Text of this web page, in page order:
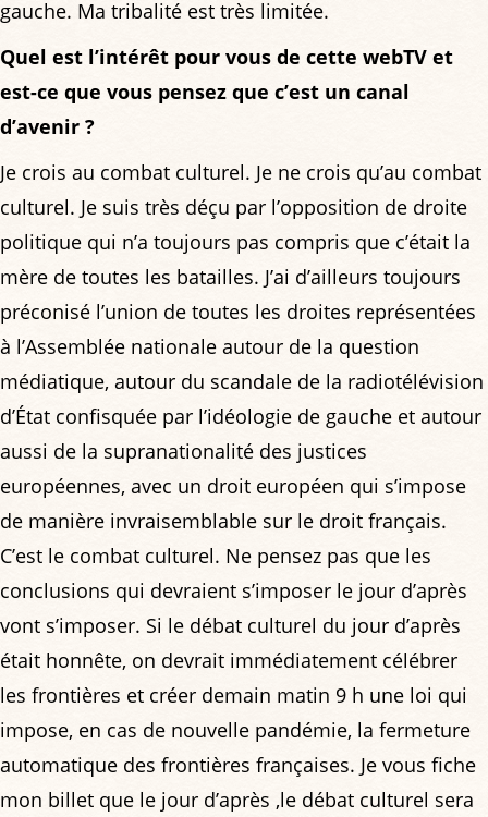
gauche. Ma tribalité est très limitée.
Quel est l’intérêt pour vous de cette webTV et
est-ce que vous pensez que c’est un canal
d’avenir ?
Je crois au combat culturel. Je ne crois qu’au combat
culturel. Je suis très déçu par l’opposition de droite
politique qui n’a toujours pas compris que c’était la
mère de toutes les batailles. J’ai d’ailleurs toujours
préconisé l’union de toutes les droites représentées
à l’Assemblée nationale autour de la question
médiatique, autour du scandale de la radiotélévision
d’État confisquée par l’idéologie de gauche et autour
aussi de la supranationalité des justices
européennes, avec un droit européen qui s’impose
de manière invraisemblable sur le droit français.
C’est le combat culturel. Ne pensez pas que les
conclusions qui devraient s’imposer le jour d’après
vont s’imposer. Si le débat culturel du jour d’après
était honnête, on devrait immédiatement célébrer
les frontières et créer demain matin 9 h une loi qui
impose, en cas de nouvelle pandémie, la fermeture
automatique des frontières françaises. Je vous fiche
mon billet que le jour d’après ,le débat culturel sera